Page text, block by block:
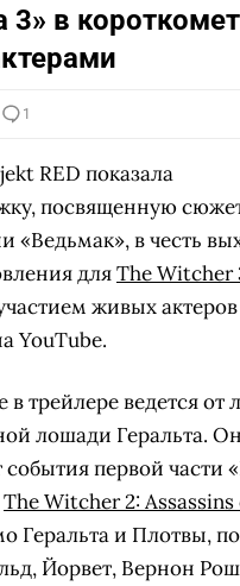
3» в
1
RED показала
посвященную
«Ведьмак», в честь
дляThe Witcher
живых актеров
YouTube.
в трейлере ведется от
лошади Геральта.
события первой части
The Witcher 2:
Геральта и Плотвы,
Йорвет, Вернон